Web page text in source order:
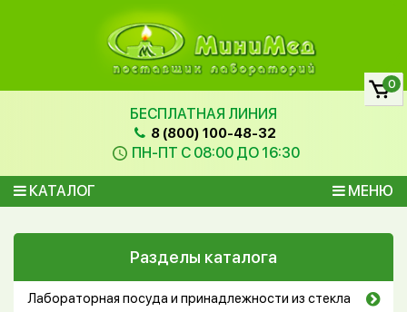
БЕСПЛАТНАЯ ЛИНИЯ
8 (800) 100-48-32
ПН-ПТ С 08:00 ДО 16:30
КАТАЛОГ МЕНЮ
0
Разделы каталога
Лабораторная посуда и принадлежности из стекла